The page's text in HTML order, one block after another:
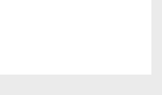
l'utilisation du site,
du site internet.
de cookies pour chaque